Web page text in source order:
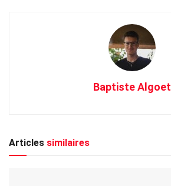
Baptiste Algoet
Articles similaires